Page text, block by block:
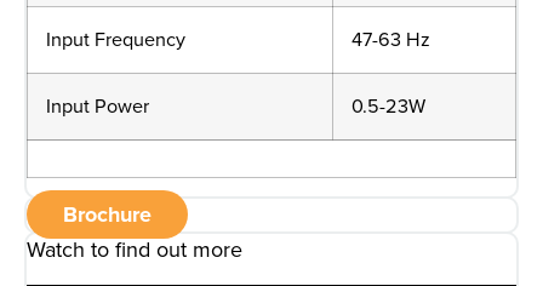
Input Frequency 47-63 Hz
Input Power 0.5-23W
Brochure
Watch to find out more